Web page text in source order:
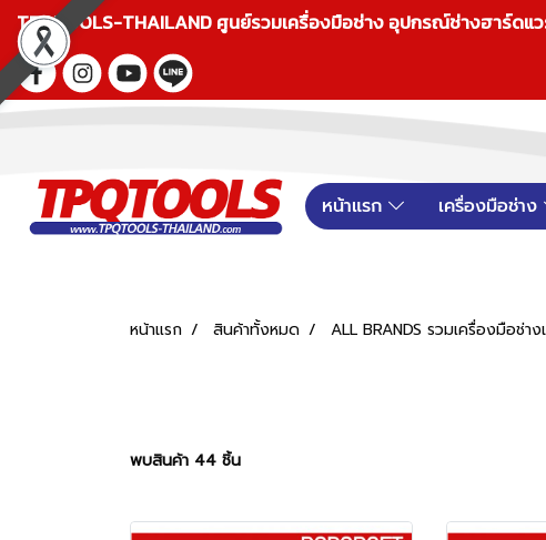
TPQTOOLS-THAILAND ศูนย์รวมเครื่องมือช่าง อุปกรณ์ช่างฮาร์ด
หน้าแรก เครื่องมือช่าง
หน้าแรก สินค้าทั้งหมด ALL BRANDS รวมเครื่องมือช่า
พบสินค้า 44 ชิ้น